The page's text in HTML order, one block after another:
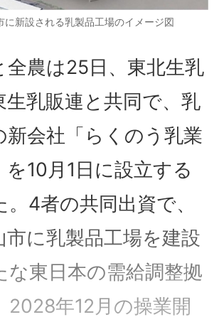
に新設される乳製品工場のイメージ図
農は25日、東北生乳
生乳販連と共同で、乳
新会社「らくのう乳業
10月1日に設立する
。4者の共同出資で、
市に乳製品工場を建設
な東日本の需給調整拠
2028年12月の操業開